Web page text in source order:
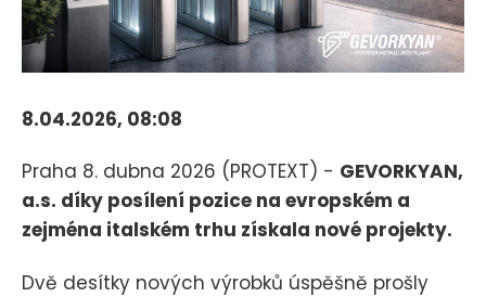
8.04.2026, 08:08
Praha 8. dubna 2026 (PROTEXT) - GEVORKYAN,
a.s. díky posílení pozice na evropském a
zejména italském trhu získala nové projekty.
Dvě desítky nových výrobků úspěšně prošly